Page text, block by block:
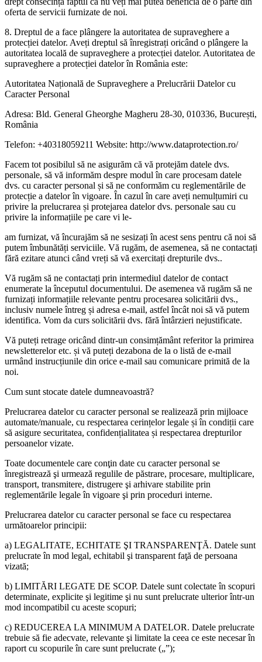
oferta de servicii furnizate de noi.
8. Dreptul de a face plângere la autoritatea de supraveghere a
protecției datelor. Aveți dreptul să înregistrați oricând o plângere la
autoritatea locală de supraveghere a protecției datelor. Autoritatea de
supraveghere a protecției datelor în România este:
Autoritatea Națională de Supraveghere a Prelucrării Datelor cu
Caracter Personal
Adresa: Bld. General Gheorghe Magheru 28-30, 010336, București,
România
Telefon: +40318059211 Website: http://www.dataprotection.ro/
Facem tot posibilul să ne asigurăm că vă protejăm datele dvs.
personale, să vă informăm despre modul în care procesam datele
dvs. cu caracter personal și să ne conformăm cu reglementările de
protecție a datelor în vigoare. În cazul în care aveți nemulțumiri cu
privire la prelucrarea și protejarea datelor dvs. personale sau cu
privire la informațiile pe care vi le-
am furnizat, vă încurajăm să ne sesizați în acest sens pentru că noi să
putem îmbunătăți serviciile. Vă rugăm, de asemenea, să ne contactați
fără ezitare atunci când vreți să vă exercitați drepturile dvs..
Vă rugăm să ne contactați prin intermediul datelor de contact
enumerate la începutul documentului. De asemenea vă rugăm să ne
furnizați informațiile relevante pentru procesarea solicitării dvs.,
inclusiv numele întreg și adresa e-mail, astfel încât noi să vă putem
identifica. Vom da curs solicitării dvs. fără întârzieri nejustificate.
Vă puteți retrage oricând dintr-un consimțământ referitor la primirea
newsletterelor etc. și vă puteți dezabona de la o listă de e-mail
urmând instrucțiunile din orice e-mail sau comunicare primită de la
noi.
Cum sunt stocate datele dumneavoastră?
Prelucrarea datelor cu caracter personal se realizează prin mijloace
automate/manuale, cu respectarea cerințelor legale și în condiții care
să asigure securitatea, confidențialitatea și respectarea drepturilor
persoanelor vizate.
Toate documentele care conţin date cu caracter personal se
înregistrează şi urmează regulile de păstrare, procesare, multiplicare,
transport, transmitere, distrugere şi arhivare stabilite prin
reglementările legale în vigoare şi prin proceduri interne.
Prelucrarea datelor cu caracter personal se face cu respectarea
următoarelor principii:
a) LEGALITATE, ECHITATE ŞI TRANSPARENŢĂ. Datele sunt
prelucrate în mod legal, echitabil şi transparent faţă de persoana
vizată;
b) LIMITĂRI LEGATE DE SCOP. Datele sunt colectate în scopuri
determinate, explicite şi legitime şi nu sunt prelucrate ulterior într-un
mod incompatibil cu aceste scopuri;
c) REDUCEREA LA MINIMUM A DATELOR. Datele prelucrate
trebuie să fie adecvate, relevante şi limitate la ceea ce este necesar în
raport cu scopurile în care sunt prelucrate („”);